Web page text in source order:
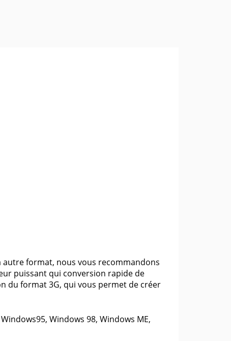
format, nous vous recommandons
puissant qui conversion rapide de
du format 3G, qui vous permet de créer
Windows 98, Windows ME,